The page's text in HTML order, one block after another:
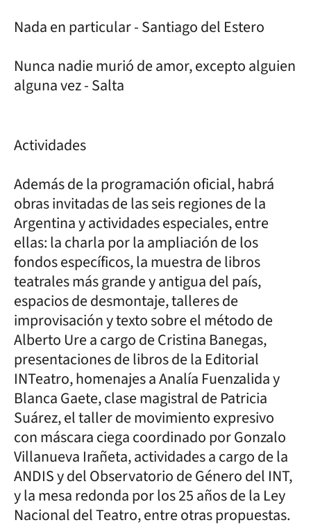
Nada en particular - Santiago del Estero
Nunca nadie murió de amor, excepto alguien
alguna vez - Salta
Actividades
Además de la programación oficial, habrá
obras invitadas de las seis regiones de la
Argentina y actividades especiales, entre
ellas: la charla por la ampliación de los
fondos específicos, la muestra de libros
teatrales más grande y antigua del país,
espacios de desmontaje, talleres de
improvisación y texto sobre el método de
Alberto Ure a cargo de Cristina Banegas,
presentaciones de libros de la Editorial
INTeatro, homenajes a Analía Fuenzalida y
Blanca Gaete, clase magistral de Patricia
Suárez, el taller de movimiento expresivo
con máscara ciega coordinado por Gonzalo
Villanueva Irañeta, actividades a cargo de la
ANDIS y del Observatorio de Género del INT,
y la mesa redonda por los 25 años de la Ley
Nacional del Teatro, entre otras propuestas.